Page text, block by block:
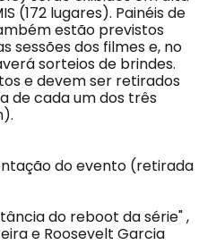
(172 lugares). Painéis de
estão previstos
sessões dos filmes e, no
sorteios de brindes.
e devem ser retirados
de cada um dos três
do evento (retirada
do reboot da série" ,
e Roosevelt Garcia